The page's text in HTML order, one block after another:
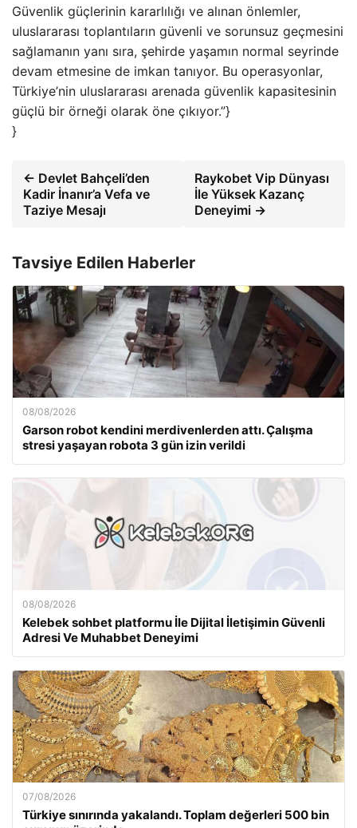
Güvenlik güçlerinin kararlılığı ve alınan önlemler,
uluslararası toplantıların güvenli ve sorunsuz geçmesini
sağlamanın yanı sıra, şehirde yaşamın normal seyrinde
devam etmesine de imkan tanıyor. Bu operasyonlar,
Türkiye’nin uluslararası arenada güvenlik kapasitesinin
güçlü bir örneği olarak öne çıkıyor.”}
}
← Devlet Bahçeli’den
Kadir İnanır’a Vefa ve
Taziye Mesajı
Raykobet Vip Dünyası
İle Yüksek Kazanç
Deneyimi →
Tavsiye Edilen Haberler
08/08/2026
Garson robot kendini merdivenlerden attı. Çalışma
stresi yaşayan robota 3 gün izin verildi
08/08/2026
Kelebek sohbet platformu İle Dijital İletişimin Güvenli
Adresi Ve Muhabbet Deneyimi
07/08/2026
Türkiye sınırında yakalandı. Toplam değerleri 500 bin